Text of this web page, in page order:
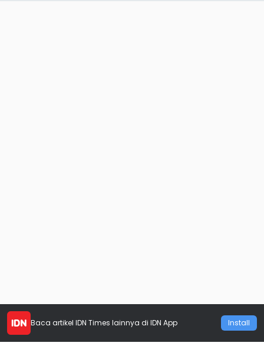
Baca artikel IDN Times lainnya di IDN App Install